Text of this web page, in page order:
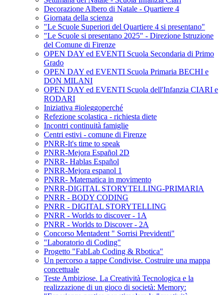
Decorazione Albero di Natale - Quartiere 4
Giornata della scienza
"Le Scuole Superiori del Quartiere 4 si presentano"
"Le Scuole si presentano 2025" - Direzione Istruzione
del Comune di Firenze
OPEN DAY ed EVENTI Scuola Secondaria di Primo
Grado
OPEN DAY ed EVENTI Scuola Primaria BECHI e
DON MILANI
OPEN DAY ed EVENTI Scuola dell'Infanzia CIARI e
RODARI
Iniziativa #ioleggoperché
Refezione scolastica - richiesta diete
Incontri continuità famiglie
Centri estivi - comune di Firenze
PNRR-It's time to speak
PNRR-Mejora Español 2D
PNRR- Hablas Español
PNRR-Mejora espanol 1
PNRR- Matematica in movimento
PNRR-DIGITAL STORYTELLING-PRIMARIA
PNRR - BODY CODING
PNRR - DIGITAL STORYTELLING
PNRR - Worlds to discover - 1A
PNRR - Worlds to Discover - 2A
Concorso Mentadent " Sorrisi Previdenti"
"Laboratorio di Coding"
Progetto "FabLab Coding & Rbotica"
Un percorso a tappe Condivise. Costruire una mappa
concettuale
Teste Ambiziose. La Creatività Tecnologica e la
realizzazione di un gioco di società: Memory: